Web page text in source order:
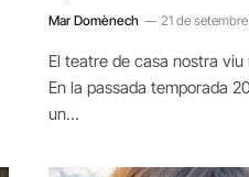
Mar Domènech 21 de
El teatre de casa nostra
En la passada temporada
un…